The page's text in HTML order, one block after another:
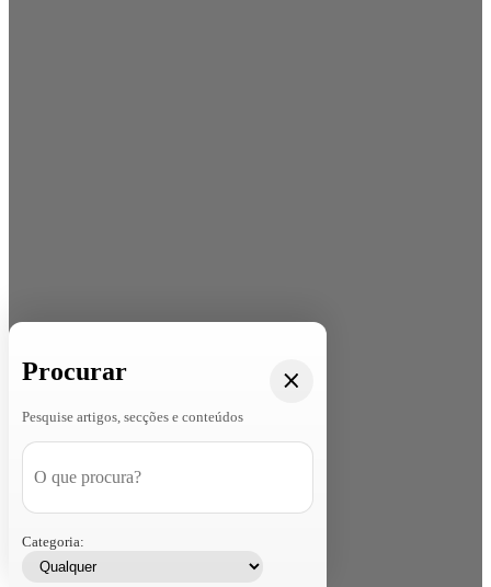
Procurar
Pesquise artigos, secções e conteúdos
Categoria: